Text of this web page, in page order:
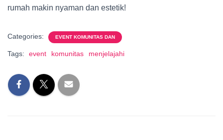
rumah makin nyaman dan estetik!
Categories: EVENT KOMUNITAS DAN
Tags: event komunitas menjelajahi